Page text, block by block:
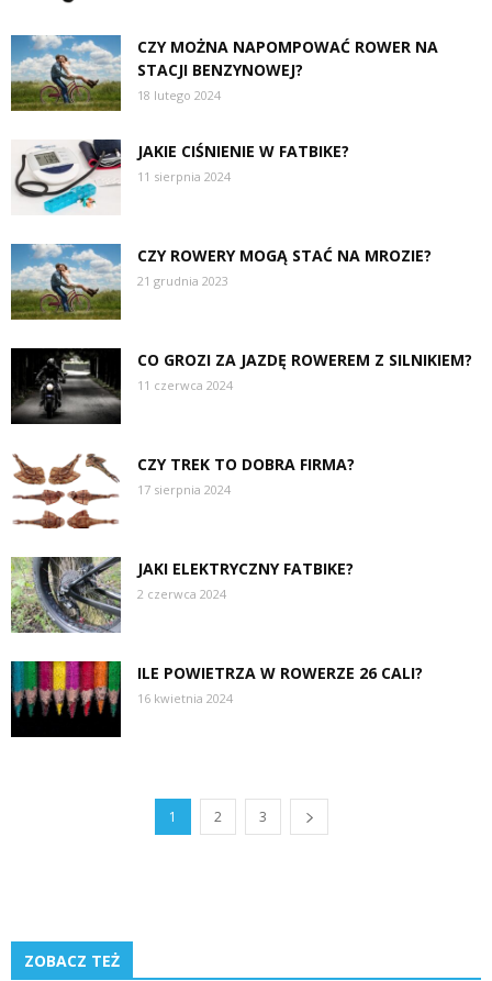
CZY MOŻNA NAPOMPOWAĆ ROWER NA
STACJI BENZYNOWEJ?
18 lutego 2024
JAKIE CIŚNIENIE W FATBIKE?
11 sierpnia 2024
CZY ROWERY MOGĄ STAĆ NA MROZIE?
21 grudnia 2023
CO GROZI ZA JAZDĘ ROWEREM Z SILNIKIEM?
11 czerwca 2024
CZY TREK TO DOBRA FIRMA?
17 sierpnia 2024
JAKI ELEKTRYCZNY FATBIKE?
2 czerwca 2024
ILE POWIETRZA W ROWERZE 26 CALI?
16 kwietnia 2024
1 2 3
ZOBACZ TEŻ